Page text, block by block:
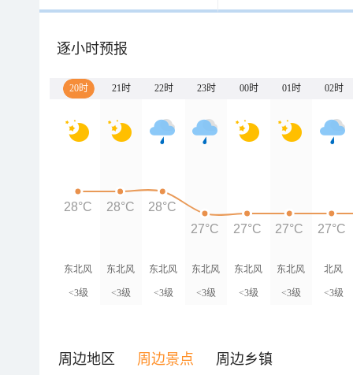
逐小时预报
20时 21时 22时 23时 00时 01时 02时
东北风
<3级
东北风
<3级
东北风
<3级
东北风
<3级
东北风
<3级
东北风
<3级
北风
<3级
28°C 28°C
28°C
27°C
27°C 27°C 27°C
周边地区 周边景点 周边乡镇